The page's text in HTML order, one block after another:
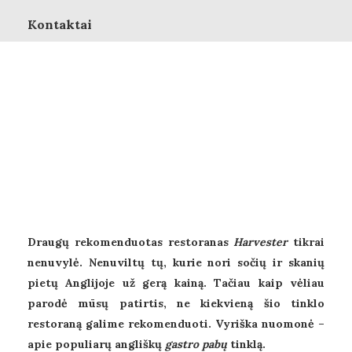
Rekomendacijos
Kontaktai
Draugų rekomenduotas restoranas Harvestertikrai
nenuvylė. Nenuviltų tų, kurie nori sočių ir skanių
pietų Anglijoje už gerą kainą. Tačiau kaip vėliau
parodė mūsų patirtis, ne kiekvieną šio tinklo
restoraną galime rekomenduoti. Vyriška nuomonė –
apie populiarų angliškų gastro pabų tinklą.